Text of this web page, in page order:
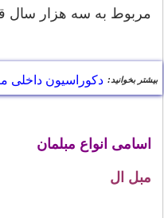
مربوط به سه هزار سال
بیشتر بخوانید: دکوراسیون داخلی
اسامی انواع مبلمان
مبل ال